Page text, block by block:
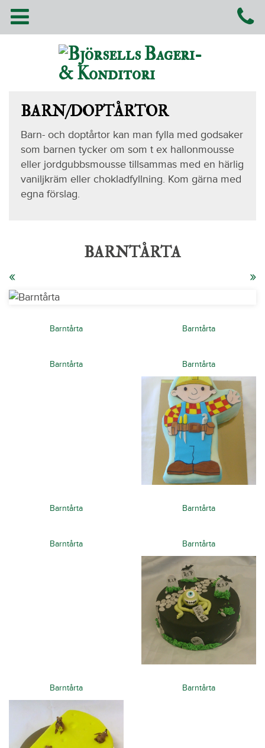
BARN/DOPTÅRTOR
Barn- och doptårtor kan man fylla med godsaker
som barnen tycker om som t ex hallonmousse
eller jordgubbsmousse tillsammas med en härlig
vaniljkräm eller chokladfyllning. Kom gärna med
egna förslag.
BARNTÅRTA
«
»
Barntårta Barntårta
Barntårta Barntårta
Barntårta Barntårta
Barntårta Barntårta
Barntårta Barntårta